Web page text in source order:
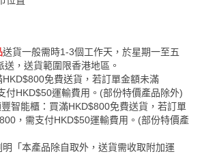
送貨一般需時1-3個工作天，於星期一至五
，送貨範圍限香港地區。
免費送貨，若訂單金額未滿
付HKD$50運輸費用。(部份特價產品除外)
智能櫃：買滿HKD$800免費送貨，若訂單
，需支付HKD$50運輸費用。(部份特價產
「本產品除自取外，送貨需收取附加運